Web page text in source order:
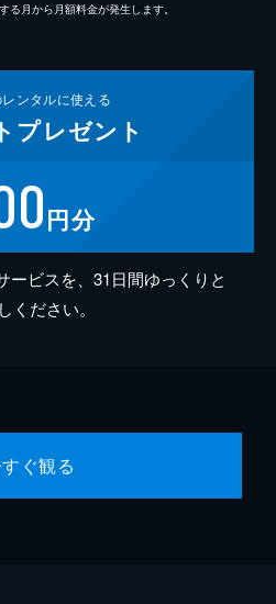
月から月額料金が発生します。
レンタルに使える
プレゼント
円分
ービスを、31日間ゆっくりと
ください。
ぐ観る